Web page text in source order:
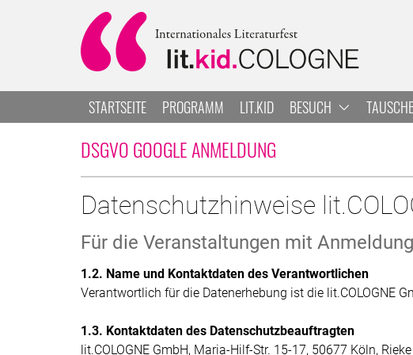
Zum Hauptbereich springen
Zur Navigation springen
Zur Suche springen
STARTSEITE PROGRAMM LIT.KID BESUCH
DSGVO GOOGLE ANMELDUNG
Datenschutzhinweise
Für die Veranstaltungen mit
1.2. Name und Kontaktdaten des Verantwortlichen
Verantwortlich für die Datenerhebung ist die lit.COLOGNE
1.3. Kontaktdaten des Datenschutzbeauftragten
lit.COLOGNE GmbH, Maria-Hilf-Str. 15-17, 50677 Köln,